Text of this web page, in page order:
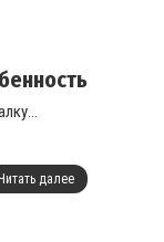
Читать далее